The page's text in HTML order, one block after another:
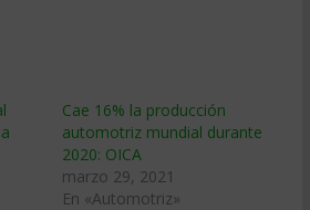
Cae 16% la producción
automotriz mundial durante
2020: OICA
marzo 29, 2021
En «Automotriz»